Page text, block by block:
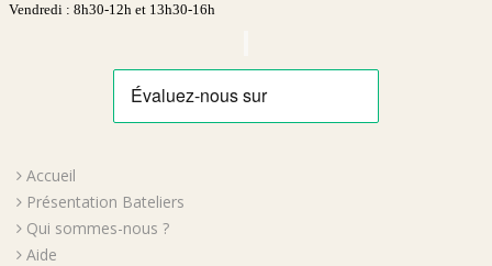
Vendredi : 8h30-12h et 13h30-16h
Accueil
Présentation Bateliers
Qui sommes-nous ?
Aide